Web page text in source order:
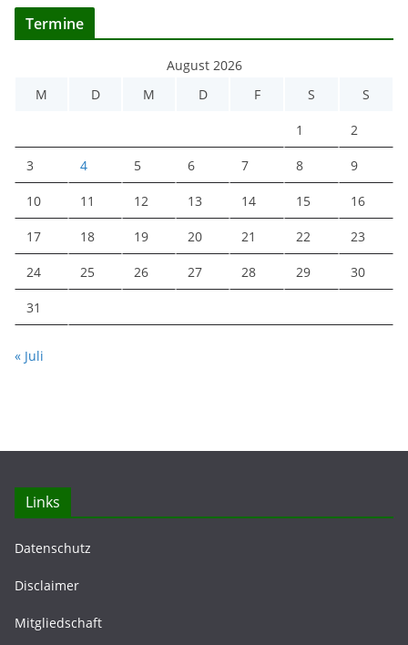
Termine
August 2026
M
D M D F S S
1 2
3 4 5 6 7 8 9
10 11 12 13 14 15 16
17 18 19 20 21 22 23
24 25 26 27 28 29 30
31
« Juli
Links
Datenschutz
Disclaimer
Mitgliedschaft